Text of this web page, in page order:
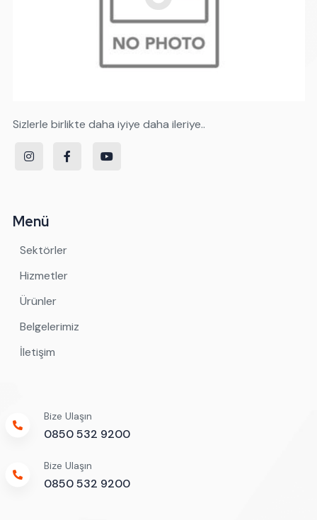
Sizlerle birlikte daha iyiye daha ileriye..
Menü
Sektörler
Hizmetler
Ürünler
Belgelerimiz
İletişim
Bize Ulaşın
0850 532 9200
Bize Ulaşın
0850 532 9200